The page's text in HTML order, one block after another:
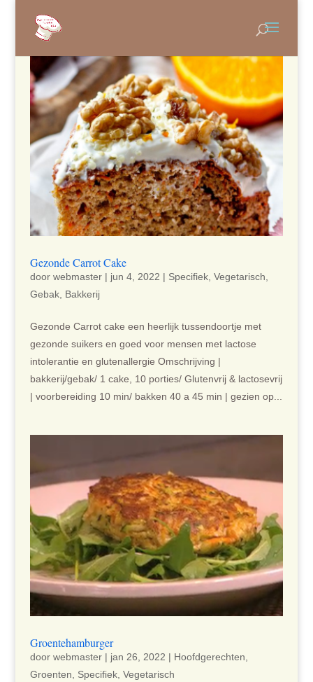
Gezonde Carrot Cake
door webmaster| jun 4, 2022 | Specifiek, Vegetarisch
Gebak, Bakkerij
Gezonde Carrot cake een heerlijk tussendoortje met
gezonde suikers en goed voor mensen met lactose
intolerantie en glutenallergie Omschrijving |
bakkerij/gebak/ 1 cake, 10 porties/ Glutenvrij & lactosevrij
| voorbereiding 10 min/ bakken 40 a 45 min | gezien op...
Groentehamburger
door webmaster| jan 26, 2022 | Hoofdgerechten,
Groenten, Specifiek, Vegetarisch